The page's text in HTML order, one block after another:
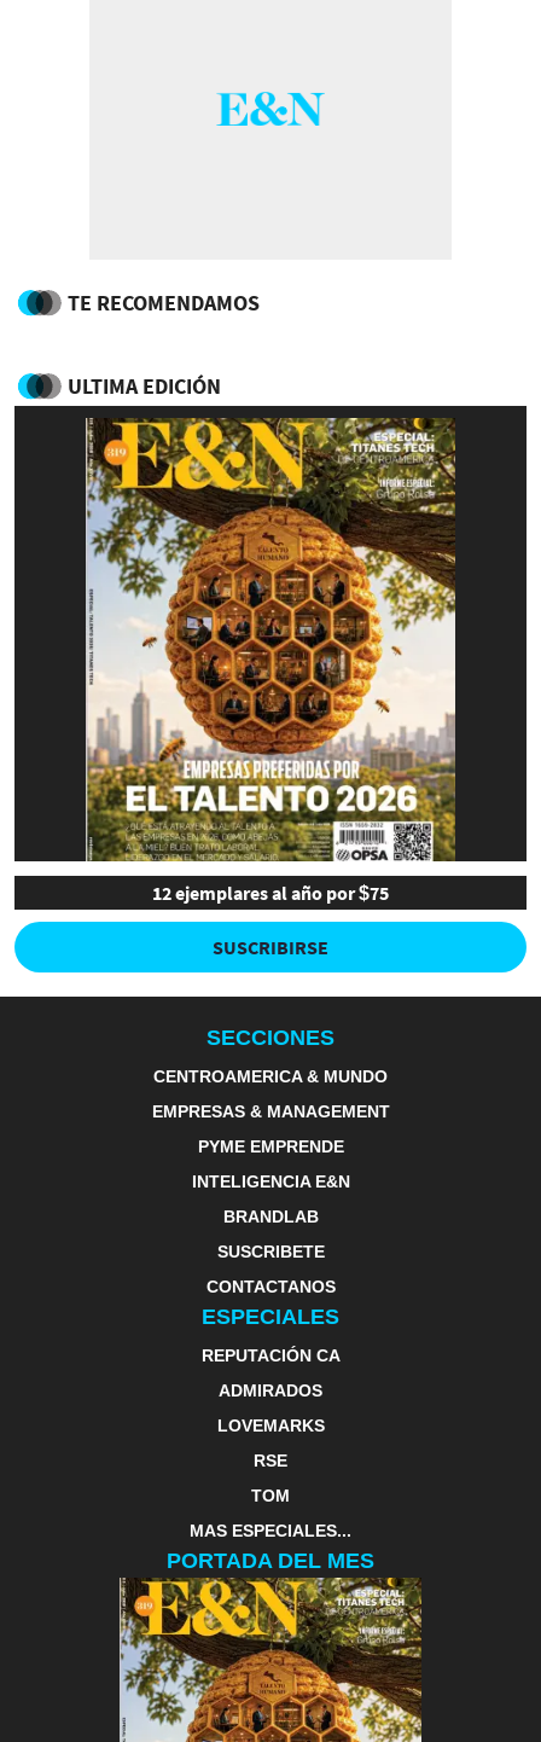
TE RECOMENDAMOS
ULTIMA EDICIÓN
12 ejemplares al año por $75
SUSCRIBIRSE
SECCIONES
CENTROAMERICA & MUNDO
EMPRESAS & MANAGEMENT
PYME EMPRENDE
INTELIGENCIA E&N
BRANDLAB
SUSCRIBETE
CONTACTANOS
ESPECIALES
REPUTACIÓN CA
ADMIRADOS
LOVEMARKS
RSE
TOM
MAS ESPECIALES...
PORTADA DEL MES